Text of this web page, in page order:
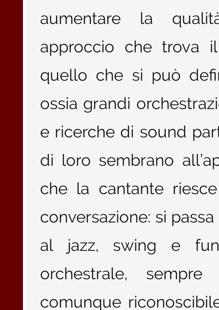
aumentare la
approccio che trova
quello che si può
ossia grandi
e ricerche di sound
di loro sembrano
che la cantante
conversazione: si
al jazz, swing e
orchestrale,
comunque